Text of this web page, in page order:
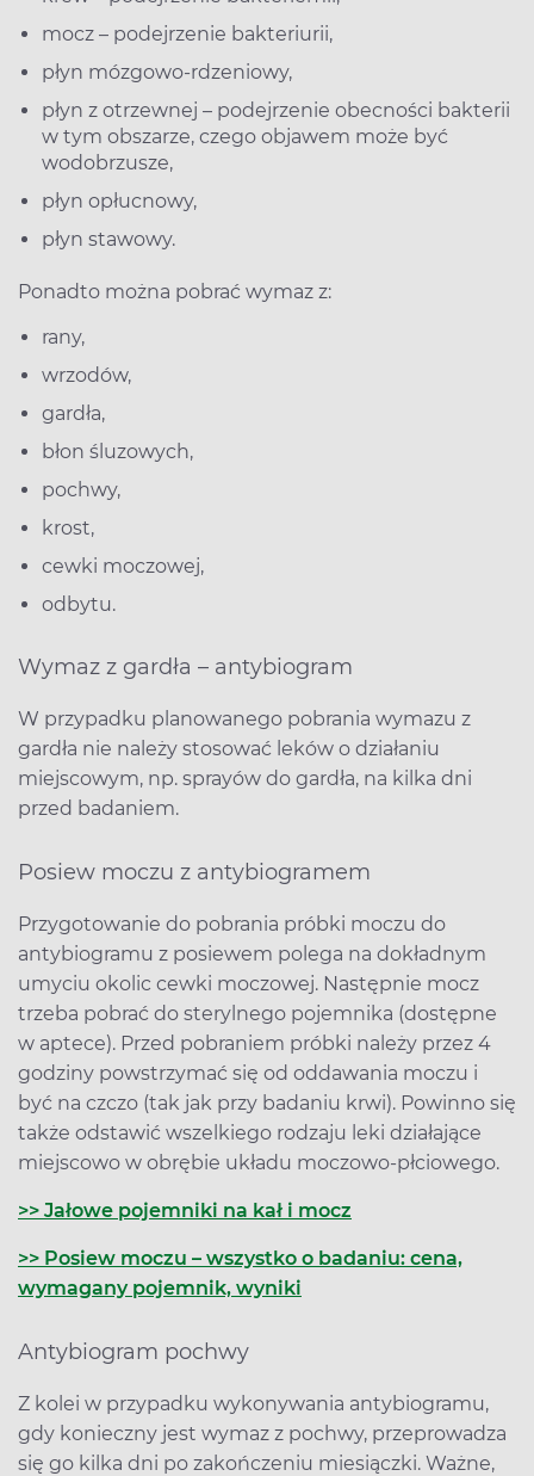
mocz – podejrzenie bakteriurii,
płyn mózgowo-rdzeniowy,
płyn z otrzewnej – podejrzenie obecności bakterii
w tym obszarze, czego objawem może być
wodobrzusze,
płyn opłucnowy,
płyn stawowy.
Ponadto można pobrać wymaz z:
rany,
wrzodów,
gardła,
błon śluzowych,
pochwy,
krost,
cewki moczowej,
odbytu.
Wymaz z gardła – antybiogram
W przypadku planowanego pobrania wymazu z
gardła nie należy stosować leków o działaniu
miejscowym, np. sprayów do gardła, na kilka dni
przed badaniem.
Posiew moczu z antybiogramem
Przygotowanie do pobrania próbki moczu do
antybiogramu z posiewem polega na dokładnym
umyciu okolic cewki moczowej. Następnie mocz
trzeba pobrać do sterylnego pojemnika (dostępne
w aptece). Przed pobraniem próbki należy przez 4
godziny powstrzymać się od oddawania moczu i
być na czczo (tak jak przy badaniu krwi). Powinno się
także odstawić wszelkiego rodzaju leki działające
miejscowo w obrębie układu moczowo-płciowego.
>> Jałowe pojemniki na kał i mocz
>> Posiew moczu – wszystko o badaniu: cena,
wymagany pojemnik, wyniki
Antybiogram pochwy
Z kolei w przypadku wykonywania antybiogramu,
gdy konieczny jest wymaz z pochwy, przeprowadza
się go kilka dni po zakończeniu miesiączki. Ważne,